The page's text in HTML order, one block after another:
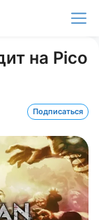
на Pico
Подписаться